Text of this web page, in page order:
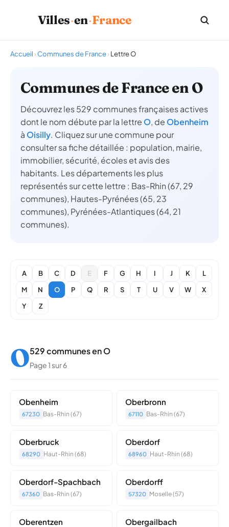
Villes·en·France
Accueil ›Communes de France› Lettre O
Communes de France en O
Découvrez les 529 communes françaises actives
dont le nom débute par la lettre O, de Obenheim
à Oisilly. Cliquez sur une commune pour
consulter sa fiche détaillée : population, mairie,
immobilier, sécurité, écoles et avis des
habitants. Les départements les plus
représentés sur cette lettre : Bas-Rhin (67, 29
communes), Hautes-Pyrénées (65, 23
communes), Pyrénées-Atlantiques (64, 21
communes).
A B C D E F G H I J K
L
M
N O P Q R S T U V W
X
Y
Z
O529 communes en O
Page 1 sur 6
Obenheim
67230 Bas-Rhin (67)
Oberbronn
67110 Bas-Rhin (67)
Oberbruck
68290 Haut-Rhin (68)
Oberdorf
68960 Haut-Rhin (68)
Oberdorf-Spachbach
67360 Bas-Rhin (67)
Oberdorff
57320 Moselle (57)
Oberentzen Obergailbach